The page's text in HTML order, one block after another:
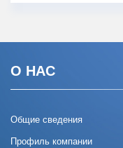
О НАС
Общие сведения
Профиль компании